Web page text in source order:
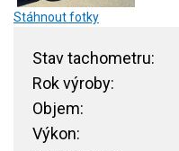
Stáhnout fotky
Stav tachometru:
Rok výroby:
Objem:
Výkon: